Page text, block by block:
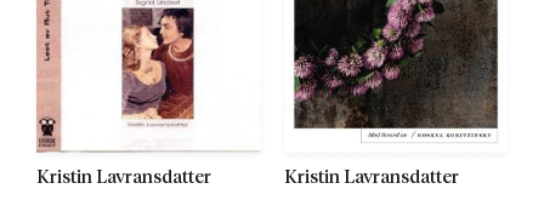
Kristin Lavransdatter Kristin Lavransdatter